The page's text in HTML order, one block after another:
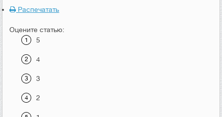
Распечатать
Оцените статью:
5
4
3
2